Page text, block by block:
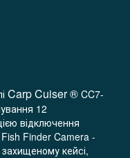
CarpCuiser® CC7-
12
відключення
Finder Camera -
кейсі,